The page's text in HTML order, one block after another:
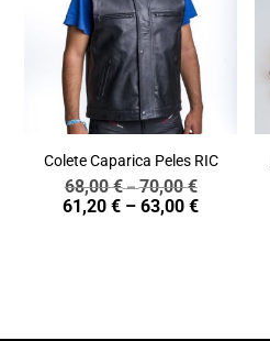
Colete Caparica Peles RIC
68,00€–70,00€Price
range:
61,20€ – 63,00€Price